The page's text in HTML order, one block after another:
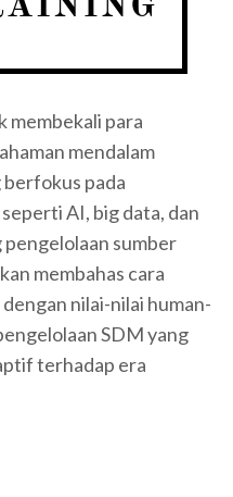
membekali para
mendalam
pada
AI, big data, dan
sumber
membahas cara
nilai-nilai human-
SDM yang
terhadap era